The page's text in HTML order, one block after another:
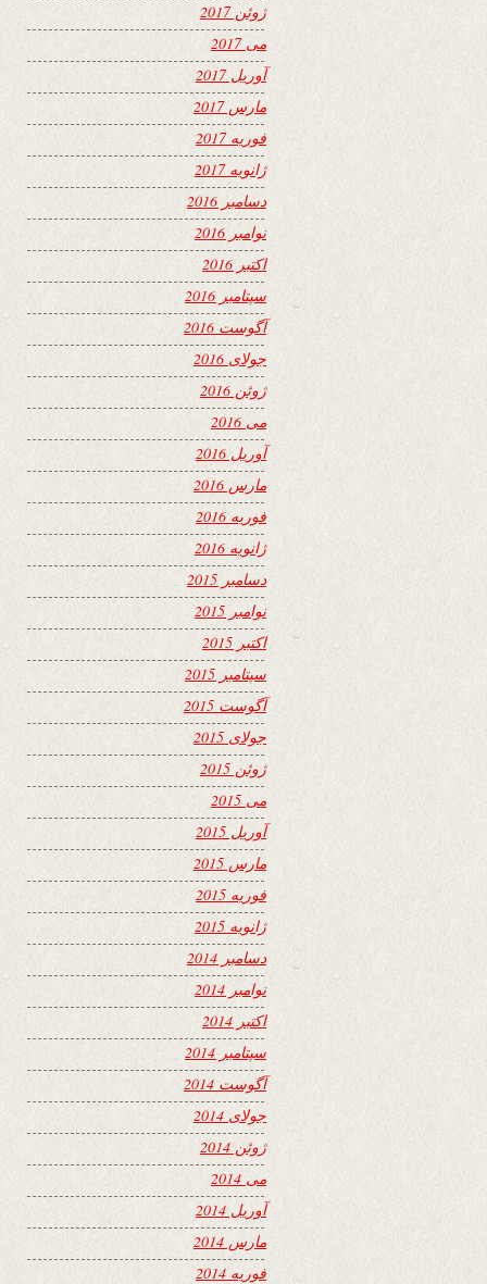
ژوئن 2017
می 2017
آوریل 2017
مارس 2017
فوریه 2017
ژانویه 2017
دسامبر 2016
نوامبر 2016
اکتبر 2016
سپتامبر 2016
آگوست 2016
جولای 2016
ژوئن 2016
می 2016
آوریل 2016
مارس 2016
فوریه 2016
ژانویه 2016
دسامبر 2015
نوامبر 2015
اکتبر 2015
سپتامبر 2015
آگوست 2015
جولای 2015
ژوئن 2015
می 2015
آوریل 2015
مارس 2015
فوریه 2015
ژانویه 2015
دسامبر 2014
نوامبر 2014
اکتبر 2014
سپتامبر 2014
آگوست 2014
جولای 2014
ژوئن 2014
می 2014
آوریل 2014
مارس 2014
فوریه 2014